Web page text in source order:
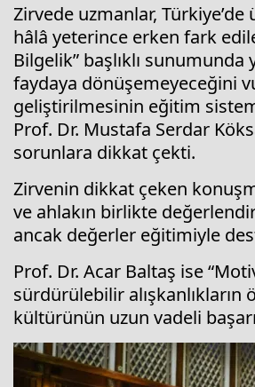
Zirvede uzmanlar,
hâlâ yeterince erken fark
Bilgelik” başlıklı
faydaya dönüşemeyeceğini
geliştirilmesinin eğitim
Prof. Dr. Mustafa Serdar
sorunlara dikkat çekti.
Zirvenin dikkat çeken
ve ahlakın birlikte
ancak değerler eğitimiyle
Prof. Dr. Acar Baltaş ise
sürdürülebilir
kültürünün uzun vadeli